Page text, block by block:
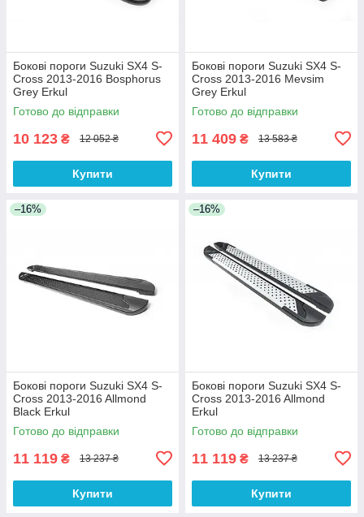
Бокові пороги Suzuki SX4 S-
Cross 2013-2016 Bosphorus
Grey Erkul
Готово до відправки
10 123 ₴ 12 052 ₴
Купити
Бокові пороги Suzuki SX4 S-
Cross 2013-2016 Mevsim
Grey Erkul
Готово до відправки
11 409 ₴ 13 583 ₴
Купити
–16%
Бокові пороги Suzuki SX4 S-
Cross 2013-2016 Allmond
Black Erkul
Готово до відправки
11 119 ₴ 13 237 ₴
Купити
–16%
Бокові пороги Suzuki SX4 S-
Cross 2013-2016 Allmond
Erkul
Готово до відправки
11 119 ₴ 13 237 ₴
Купити